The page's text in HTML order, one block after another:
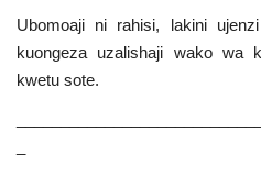
Ubomoaji ni rahisi, lakini
kuongeza uzalishaji wako wa
kwetu sote.